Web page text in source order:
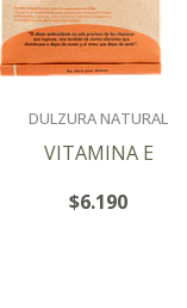
DULZURA NATURAL
VITAMINA E
$6.190